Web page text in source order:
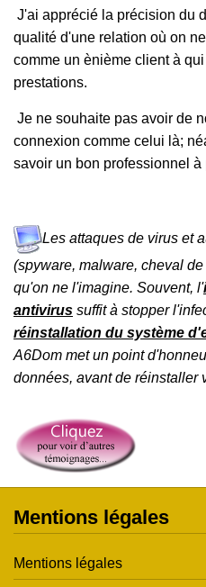
J'ai apprécié la précision du
qualité d'une relation où on
comme un ènième client à
prestations.
Je ne souhaite pas avoir de
connexion comme celui là;
savoir un bon professionnel à
Les attaques de virus et
(spyware, malware, cheval
qu'on ne l'imagine. Souvent, l'
antivirus suffit à stopper
réinstallation du système
A6Dom met un point
données, avant de réinstaller
Mentions légales
Mentions légales